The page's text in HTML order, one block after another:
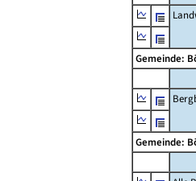
Gemeinde:
Gemeinde: